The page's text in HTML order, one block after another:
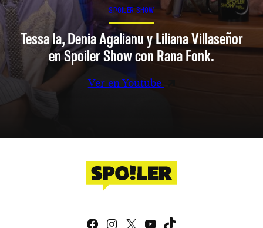
SPOILER SHOW
Tessa Ia, Denia Agalianu y Liliana Villaseñor
en Spoiler Show con Rana Fonk.
Ver en Youtube
Facebook
Instagram
X YouTube